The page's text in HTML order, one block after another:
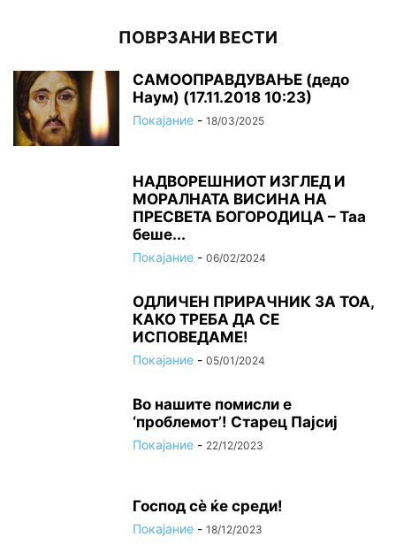
ПОВРЗАНИ ВЕСТИ
САМООПРАВДУВАЊЕ (дедо
Наум) (17.11.2018 10:23)
Покајание - 18/03/2025
НАДВОРЕШНИОТ ИЗГЛЕД И
МОРАЛНАТА ВИСИНА HA
ПРЕСВЕТА БОГОРОДИЦА – Таа
беше...
Покајание - 06/02/2024
ОДЛИЧЕН ПРИРАЧНИК ЗА ТОА,
КАКО ТРЕБА ДА СЕ
ИСПОВЕДАМЕ!
Покајание - 05/01/2024
Во нашите помисли е
‘проблемот’! Старец Пајсиј
Покајание - 22/12/2023
Господ сѐ ќе среди!
Покајание - 18/12/2023